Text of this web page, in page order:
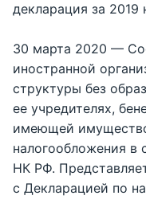
декларация за 2019
30 марта 2020 —
иностранной
структуры без
ее учредителях,
имеющей
налогообложения в
НК РФ.
с Декларацией по